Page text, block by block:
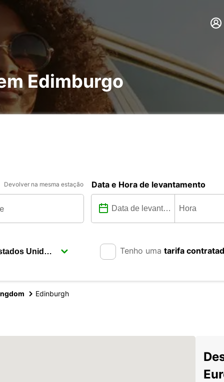
Edimburgo
Devolver na mesma estação Data e Hora de levantamento
Tenho uma tarifa
Edinburgh